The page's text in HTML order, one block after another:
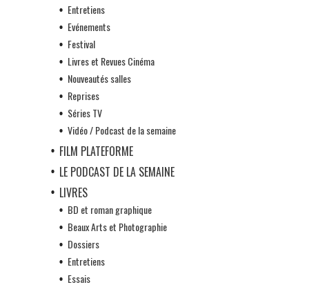
Entretiens
Evénements
Festival
Livres et Revues Cinéma
Nouveautés salles
Reprises
Séries TV
Vidéo / Podcast de la semaine
FILM PLATEFORME
LE PODCAST DE LA SEMAINE
LIVRES
BD et roman graphique
Beaux Arts et Photographie
Dossiers
Entretiens
Essais